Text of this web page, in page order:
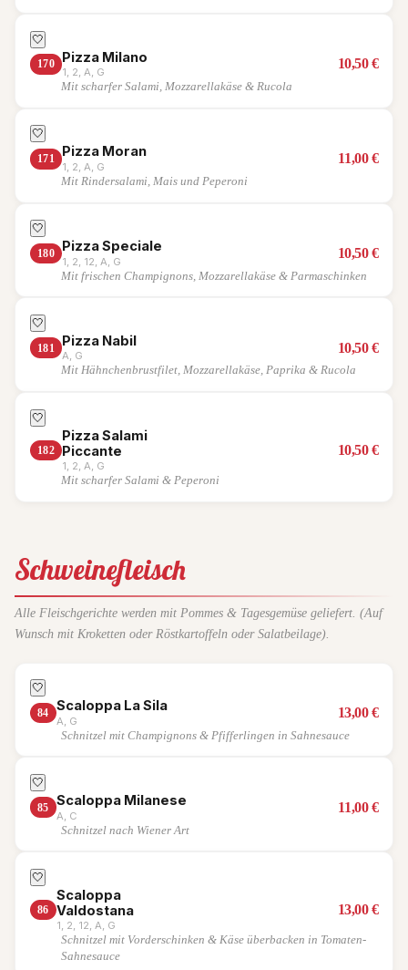
🤍
170 Pizza Milano
1, 2, A, G
10,50€
Mit scharfer Salami, Mozzarellakäse & Rucola
🤍
171 Pizza Moran
1, 2, A, G
11,00€
Mit Rindersalami, Mais und Peperoni
🤍
180 Pizza Speciale
1, 2, 12, A, G
10,50€
Mit frischen Champignons, Mozzarellakäse & Parmaschinken
🤍
181 Pizza Nabil
A, G
10,50€
Mit Hähnchenbrustfilet, Mozzarellakäse, Paprika & Rucola
🤍
182
Pizza Salami
Piccante
1, 2, A, G
10,50€
Mit scharfer Salami & Peperoni
Schweinefleisch
Alle Fleischgerichte werden mit Pommes & Tagesgemüse geliefert. (Auf
Wunsch mit Kroketten oder Röstkartoffeln oder Salatbeilage).
🤍
84 Scaloppa La Sila
A, G
13,00€
Schnitzel mit Champignons & Pfifferlingen in Sahnesauce
🤍
85 Scaloppa Milanese
A, C
11,00€
Schnitzel nach Wiener Art
🤍
86
Scaloppa
Valdostana
1, 2, 12, A, G
13,00€
Schnitzel mit Vorderschinken & Käse überbacken in Tomaten-
Sahnesauce